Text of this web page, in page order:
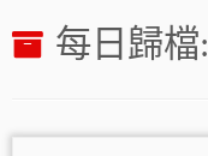
每日歸檔: